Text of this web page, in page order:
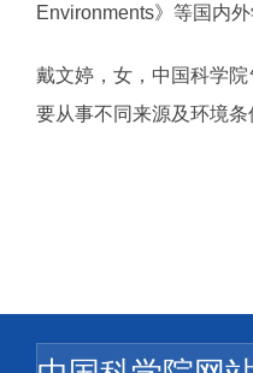
Environments》等国内
戴文婷，女，中国科学
要从事不同来源及环境